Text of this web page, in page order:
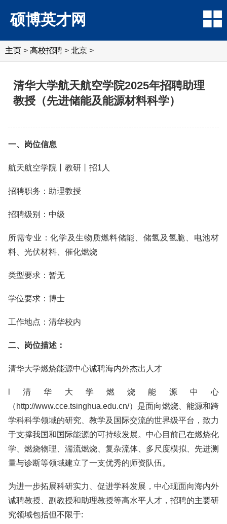
硕博英才网
主页 > 高校招聘 > 北京 >
清华大学航天航空学院2025年招聘助理
教授（先进储能及能源材料科学）
一、岗位信息
航天航空学院丨教研丨招1人
招聘职务：助理教授
招聘级别：中级
所需专业：化学及生物质燃料储能、储氢及氢脆、电池材
料、光伏材料、催化燃烧
类型要求：暂无
学位要求：博士
工作地点：清华校内
二、岗位描述：
清华大学燃烧能源中心诚聘海内外杰出人才
l清华大学燃烧能源中心
（http://www.cce.tsinghua.edu.cn/）是面向燃烧、能源和跨
学科科学领域的研究、教学及国际交流的世界级平台，致力
于支撑我国和国际能源的可持续发展。中心目前已在燃烧化
学、燃烧物理、湍流燃烧、复杂流体、多尺度模拟、先进测
量与诊断等领域建立了一支优秀的师资队伍。
为进一步拓展科研实力、促进学科发展，中心现面向海内外
诚聘教授、副教授和助理教授等高水平人才，招聘的主要研
究领域包括但不限于: